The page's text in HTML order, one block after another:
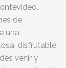
de
una
disfrutable
venir y